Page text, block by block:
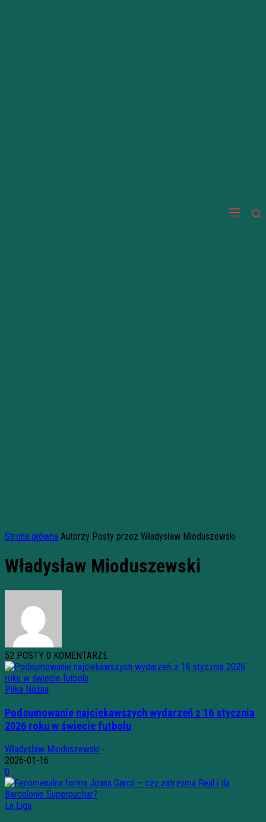
Strona główna Autorzy Posty przez Władysław Mioduszewski
Władysław Mioduszewski
52 POSTY 0 KOMENTARZE
Piłka Nożna
Podsumowanie najciekawszych wydarzeń z 16 stycznia
2026 roku w świecie futbolu
Władysław Mioduszewski -
2026-01-16
0
La Liga